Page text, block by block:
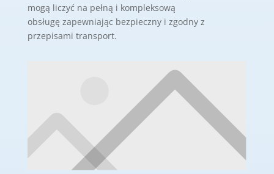
mogą liczyć na pełną i kompleksową
obsługę zapewniając bezpieczny i zgodny z
przepisami transport.